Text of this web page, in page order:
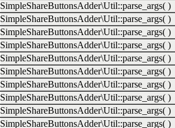
SimpleShareButtonsAdder\Util::parse_args( )
SimpleShareButtonsAdder\Util::parse_args( )
SimpleShareButtonsAdder\Util::parse_args( )
SimpleShareButtonsAdder\Util::parse_args( )
SimpleShareButtonsAdder\Util::parse_args( )
SimpleShareButtonsAdder\Util::parse_args( )
SimpleShareButtonsAdder\Util::parse_args( )
SimpleShareButtonsAdder\Util::parse_args( )
SimpleShareButtonsAdder\Util::parse_args( )
SimpleShareButtonsAdder\Util::parse_args( )